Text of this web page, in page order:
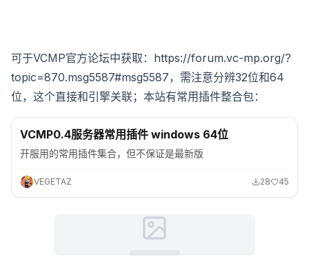
可于VCMP官方论坛中获取： https://forum.vc-mp.org/?
topic=870.msg5587#msg5587，需注意分辨32位和64
位，这个直接和引擎关联；本站有常用插件整合包：
罪恶都市
VCMP0.4服务器常用插件 windows 64位
开服用的常用插件集合，但不保证是最新版
VEGETAZ 28 45